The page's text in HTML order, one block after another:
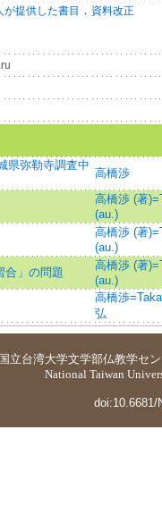
が提供した書目 ． 資料改正
県弥勒寺調査中
高橋渉
高橋渉 (著
(au.)
高橋渉 (著
(au.)
合」の問題
高橋渉 (著
(au.)
高橋渉
弘
国立台湾大学文学部仏教学セ
National Taiwan
doi:10.6681/